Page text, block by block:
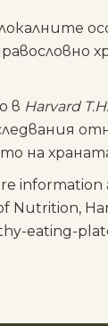
в Harvard
на
information
Nutrition,
eating-